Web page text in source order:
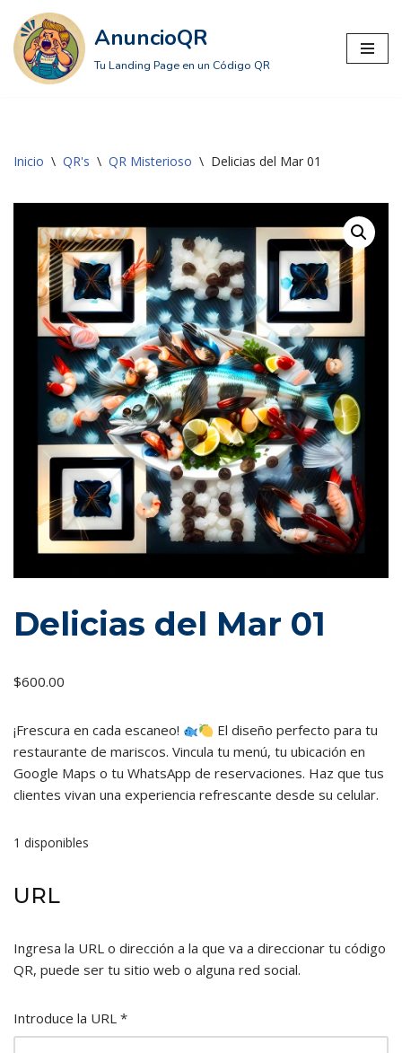
Saltar
al
AnuncioQR
Tu Landing Page en un Código QR
Inicio \ QR's \ QR Misterioso \ Delicias del Mar 01
Delicias del Mar 01
$600.00
¡Frescura en cada escaneo!
El diseño perfecto para tu
restaurante de mariscos. Vincula tu menú, tu ubicación en
Google Maps o tu WhatsApp de reservaciones. Haz que tus
clientes vivan una experiencia refrescante desde su celular.
1 disponibles
URL
Ingresa la URL o dirección a la que va a direccionar tu código
QR, puede ser tu sitio web o alguna red social.
Introduce la URL *